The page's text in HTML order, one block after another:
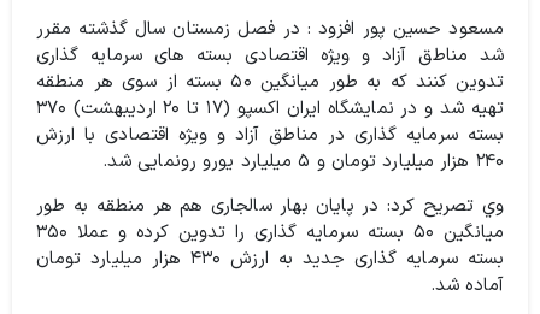
مسعود حسين پور افزود : در فصل زمستان سال گذشته مقرر
شد مناطق آزاد و ویژه اقتصادی بسته های سرمایه گذاری
تدوین کنند که به طور میانگین ۵۰ بسته از سوی هر منطقه
تهیه شد و در نمایشگاه ایران اکسپو (۱۷ تا ۲۰ اردیبهشت) ۳۷۰
بسته سرمایه گذاری در مناطق آزاد و ویژه اقتصادی با ارزش
۲۴۰ هزار میلیارد تومان و ۵ میلیارد یورو رونمایی شد.
وي تصریح کرد: در پایان بهار سالجاری هم هر منطقه به طور
میانگین ۵۰ بسته سرمایه گذاری را تدوین کرده و عملا ۳۵۰
بسته سرمایه گذاری جدید به ارزش ۴۳۰ هزار میلیارد تومان
آماده شد.